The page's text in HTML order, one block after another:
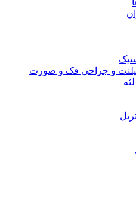
و جراحی فک و صورت